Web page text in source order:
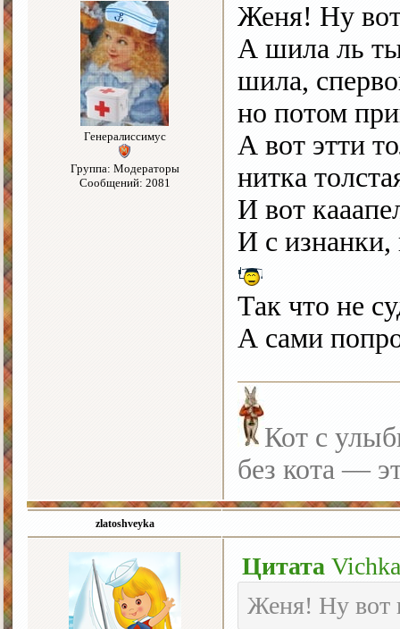
Генералиссимус
Группа: Модераторы
Сообщений: 2081
Женя! Ну
А шила ль ты
шила,
но потом
А вот этти
нитка
И вот
И с изнанки,
Так что не
А сами
Кот с
без кота —
zlatoshveyka
Цитата Vichka
Женя! Ну вот